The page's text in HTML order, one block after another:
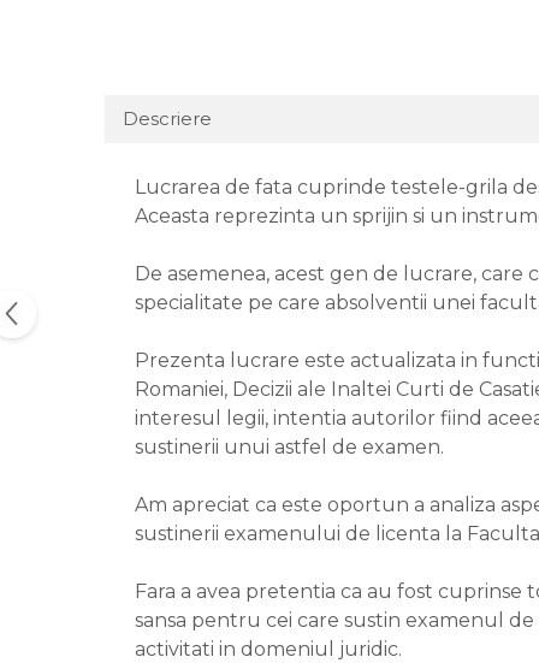
Descriere
Lucrarea de fata cuprinde testele-grila
Aceasta reprezinta un sprijin si un
De asemenea, acest gen de lucrare,
specialitate pe care absolventii unei
Prezenta lucrare este actualizata in
Romaniei, Decizii ale Inaltei Curti de
interesul legii, intentia autorilor fiind
sustinerii unui astfel de examen.
Am apreciat ca este oportun a analiza
sustinerii examenului de licenta la
Fara a avea pretentia ca au fost
sansa pentru cei care sustin examenul
activitati in domeniul juridic.